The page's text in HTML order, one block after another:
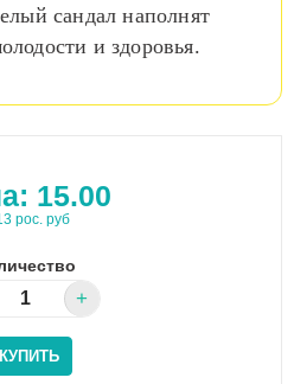
сандал наполнят
и здоровья.
15.00
рос. руб